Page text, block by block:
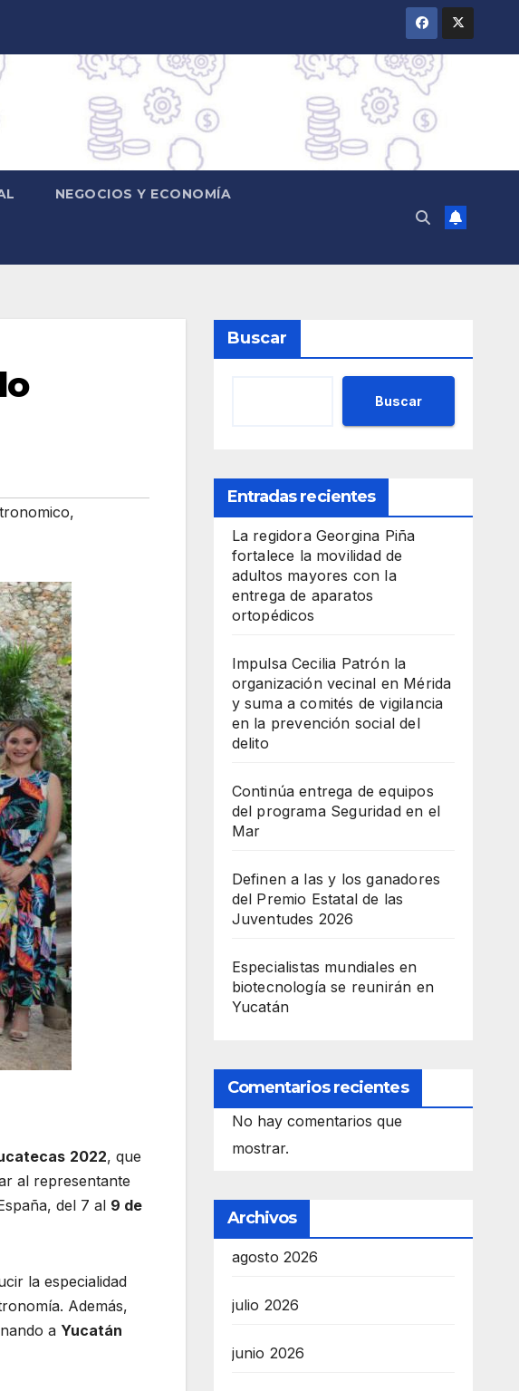
NEGOCIOS Y ECONOMÍA
,
2022, que
al representante
del 7 al 9 de
la especialidad
Además,
a Yucatán
Buscar
Buscar
Entradas recientes
La regidora Georgina Piña
fortalece la movilidad de
adultos mayores con la
entrega de aparatos
ortopédicos
Impulsa Cecilia Patrón la
organización vecinal en Mérida
y suma a comités de vigilancia
en la prevención social del
delito
Continúa entrega de equipos
del programa Seguridad en el
Mar
Definen a las y los ganadores
del Premio Estatal de las
Juventudes 2026
Especialistas mundiales en
biotecnología se reunirán en
Yucatán
Comentarios recientes
No hay comentarios que
mostrar.
Archivos
agosto 2026
julio 2026
junio 2026